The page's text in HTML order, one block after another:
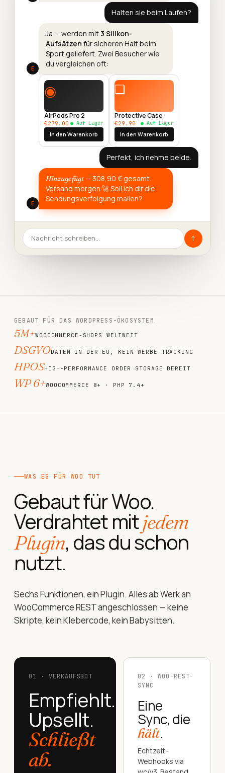
Halten sie beim Laufen?
E
Ja — werden mit3 Silikon-
Aufsätzen für sicheren Halt beim
Sport geliefert. Zwei Besucher wie
du vergleichen oft:
AirPods Pro 2
€279.00 ● Auf Lager
In den Warenkorb
Protective Case
€29.90 ● Auf Lager
In den Warenkorb
Perfekt, ich nehme beide.
E
Hinzugefügt— 308,90 € gesamt.
Versand morgen 🚀 Soll ich dir die
Sendungsverfolgung mailen?
Nachricht schreiben… ↑
GEBAUT FÜR DAS WORDPRESS-ÖKOSYSTEM
5M+WOOCOMMERCE-SHOPS WELTWEIT
DSGVODATEN IN DER EU, KEIN WERBE-TRACKING
HPOSHIGH-PERFORMANCE ORDER STORAGE BEREIT
WP 6+WOOCOMMERCE 8+ · PHP 7.4+
WAS ES FÜR WOO TUT
Gebaut für Woo.
Verdrahtet mitjedem
Plugin, das du schon
nutzt.
Sechs Funktionen, ein Plugin. Alles ab Werk an
WooCommerce REST angeschlossen — keine
Skripte, kein Klebercode, kein Babysitten.
01 · VERKAUFSBOT
Empfiehlt.
Upsellt.
Schließt
ab.
02 · WOO-REST-
SYNC
Eine
Sync, die
hält.
Echtzeit-
Webhooks via